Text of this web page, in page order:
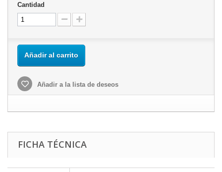
Cantidad
Añadir al carrito
Añadir a la lista de deseos
FICHA TÉCNICA